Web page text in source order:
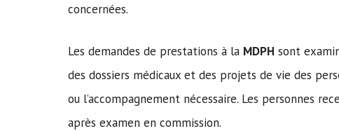
concernées.
Les demandes de prestations à la MDPH sont
des dossiers médicaux et des projets de vie des
ou l’accompagnement nécessaire. Les personnes
après examen en commission.